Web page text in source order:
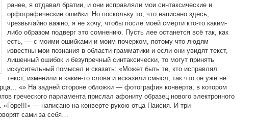
ранее, я отдавал братии, и они исправляли мои синтаксические и
орфографические ошибки. Но поскольку то, что написано здесь,
чрезвычайно важно, я не хочу, чтобы после моей смерти кто-то каким-
либо образом подверг это сомнению. Пусть лее останется всё так, как
есть, — с моими ошибками и моим почерком, потому что людям
известны мои познания в области грамматики и если они увидят текст,
лишенный ошибок и безупречный синтаксически, то могут принять
искусительный помысел и сказать: «Может быть те, кто исправлял
текст, изменили и какие-то слова и исказили смысл, так что он уже не
«» На задней стороне обложки — фотография конверта, в котором
греческого парламента прислал афониту образец нового электронного
«Горе!!!» — написано на конверте рукою отца Паисия. И три
сами за себя…